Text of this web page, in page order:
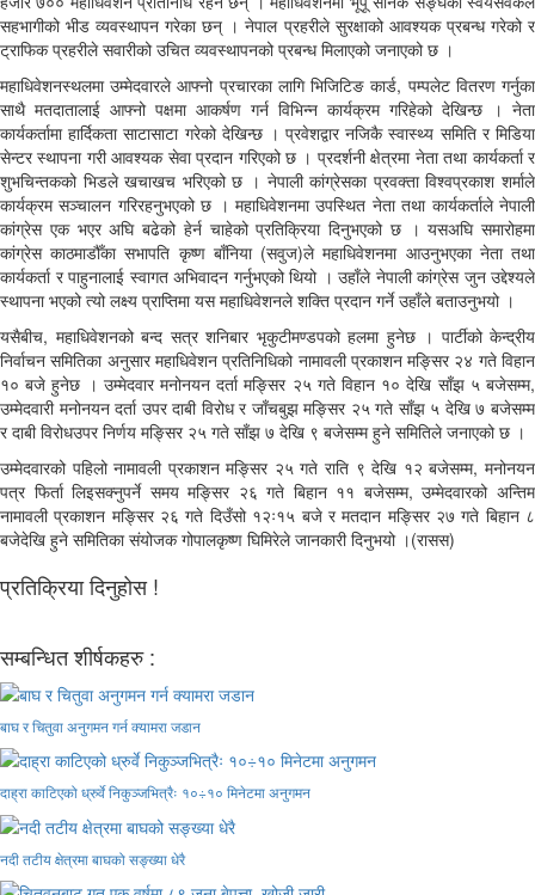
सहभागीको भीड व्यवस्थापन गरेका छन् । नेपाल प्रहरीले सुरक्षाको आवश्यक प्रबन्ध गरेको र
ट्राफिक प्रहरीले सवारीको उचित व्यवस्थापनको प्रबन्ध मिलाएको जनाएको छ ।
महाधिवेशनस्थलमा उम्मेदवारले आफ्नो प्रचारका लागि भिजिटिङ कार्ड, पम्पलेट वितरण गर्नुका
साथै मतदातालाई आफ्नो पक्षमा आकर्षण गर्न विभिन्न कार्यक्रम गरिहेको देखिन्छ । नेता
कार्यकर्तामा हार्दिकता साटासाटा गरेको देखिन्छ । प्रवेशद्वार नजिकै स्वास्थ्य समिति र मिडिया
सेन्टर स्थापना गरी आवश्यक सेवा प्रदान गरिएको छ । प्रदर्शनी क्षेत्रमा नेता तथा कार्यकर्ता र
शुभचिन्तकको भिडले खचाखच भरिएको छ । नेपाली कांग्रेसका प्रवक्ता विश्वप्रकाश शर्माले
कार्यक्रम सञ्चालन गरिरहनुभएको छ । महाधिवेशनमा उपस्थित नेता तथा कार्यकर्ताले नेपाली
कांग्रेस एक भएर अघि बढेको हेर्न चाहेको प्रतिक्रिया दिनुभएको छ । यसअघि समारोहमा
कांग्रेस काठमाडौँका सभापति कृष्ण बाँनिया (सवुज)ले महाधिवेशनमा आउनुभएका नेता तथा
कार्यकर्ता र पाहुनालाई स्वागत अभिवादन गर्नुभएको थियो । उहाँले नेपाली कांग्रेस जुन उद्देश्यले
स्थापना भएको त्यो लक्ष्य प्राप्तिमा यस महाधिवेशनले शक्ति प्रदान गर्ने उहाँले बताउनुभयो ।
यसैबीच, महाधिवेशनको बन्द सत्र शनिबार भृकुटीमण्डपको हलमा हुनेछ । पार्टीको केन्द्रीय
निर्वाचन समितिका अनुसार महाधिवेशन प्रतिनिधिको नामावली प्रकाशन मङ्सिर २४ गते विहान
१० बजे हुनेछ । उम्मेदवार मनोनयन दर्ता मङ्सिर २५ गते विहान १० देखि साँझ ५ बजेसम्म,
उम्मेदवारी मनोनयन दर्ता उपर दाबी विरोध र जाँचबुझ मङ्सिर २५ गते साँझ ५ देखि ७ बजेसम्म
र दाबी विरोधउपर निर्णय मङ्सिर २५ गते साँझ ७ देखि ९ बजेसम्म हुने समितिले जनाएको छ ।
उम्मेदवारको पहिलो नामावली प्रकाशन मङ्सिर २५ गते राति ९ देखि १२ बजेसम्म, मनोनयन
पत्र फिर्ता लिइसक्नुपर्ने समय मङ्सिर २६ गते बिहान ११ बजेसम्म, उम्मेदवारको अन्तिम
नामावली प्रकाशन मङ्सिर २६ गते दिउँसो १२ः१५ बजे र मतदान मङ्सिर २७ गते बिहान ८
बजेदेखि हुने समितिका संयोजक गोपालकृष्ण घिमिरेले जानकारी दिनुभयो ।(रासस)
प्रतिक्रिया दिनुहोस !
सम्बन्धित शीर्षकहरु :
बाघ र चितुवा अनुगमन गर्न क्यामरा जडान
दाह्रा काटिएको ध्रुर्वे निकुञ्जभित्रैः १०÷१० मिनेटमा अनुगमन
नदी तटीय क्षेत्रमा बाघको सङ्ख्या धेरै